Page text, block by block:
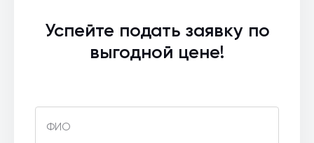
Успейте подать заявку по
выгодной цене!
ФИО